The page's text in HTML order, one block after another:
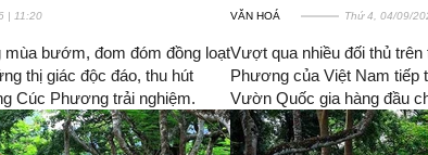
| 11:20
bướm, đom đóm đồng loạt
thị giác độc đáo, thu hút
Cúc Phương trải nghiệm.
VĂN HOÁ Thứ 4, 04/09/
Vượt qua nhiều đối thủ
Phương của Việt Nam tiếp
Vườn Quốc gia hàng đầu